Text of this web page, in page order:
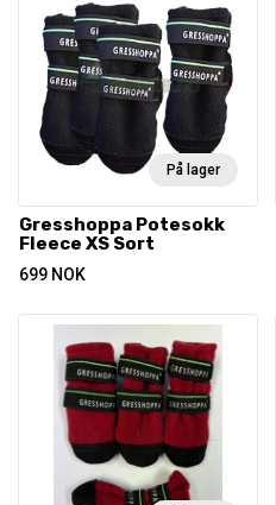
På lager
Gresshoppa Potesokk
Fleece XS Sort
699 NOK